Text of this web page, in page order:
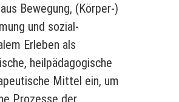
Bewegung, (Körper-)
und sozial-
Erleben als
heilpädagogische
Mittel ein, um
Prozesse der